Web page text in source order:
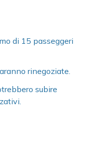
di 15 passeggeri
rinegoziate.
subire